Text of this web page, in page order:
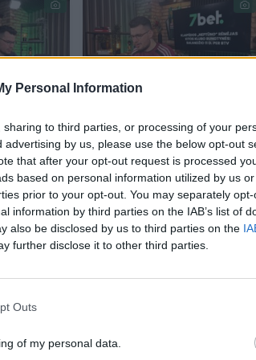
Personal Information
to third parties, or processing of your
by us, please use the below opt-out
that after your opt-out request is processed
based on personal information utilized by us
prior to your opt-out. You may separately
information by third parties on the IAB’s list of
also be disclosed by us to third parties on the
further disclose it to other third parties.
Outs
of my personal data.
prieš
J. Lekšas: „Jei
„Žalgiris“ žais su
„Hapoel“, pirkite
bilietus į Atėnus“
taškų skirtumu, bet likus
iki 59:63. Nors ispanai bandė